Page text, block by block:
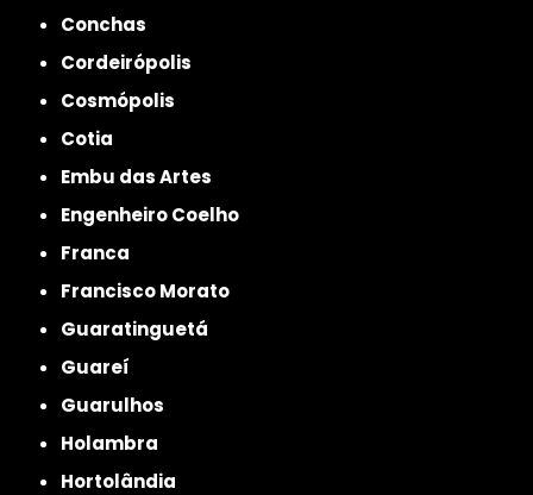
Conchas
Cordeirópolis
Cosmópolis
Cotia
Embu das Artes
Engenheiro Coelho
Franca
Francisco Morato
Guaratinguetá
Guareí
Guarulhos
Holambra
Hortolândia